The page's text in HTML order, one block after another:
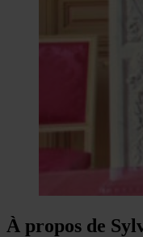
À propos de